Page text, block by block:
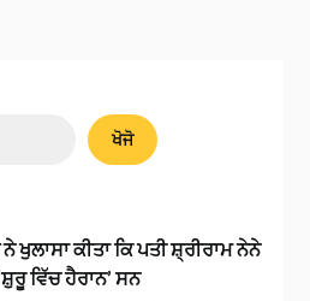
ਖੋਜੋ
ਖੁਲਾਸਾ ਕੀਤਾ ਕਿ ਪਤੀ ਸ਼੍ਰੀਰਾਮ ਨੇਨੇ
ਵਿੱਚ ਹੈਰਾਨ’ ਸਨ